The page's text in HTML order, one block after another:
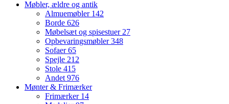
Møbler, ældre og antik
Almuemøbler 142
Borde 626
Møbelsæt og spisestuer 27
Opbevaringsmøbler348
Sofaer65
Spejle 212
Stole 415
Andet 976
Mønter & Frimærker
Frimærker 14